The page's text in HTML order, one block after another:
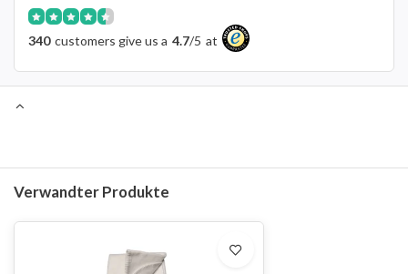
340 customers give us a 4.7/5 at
Verwandter Produkte